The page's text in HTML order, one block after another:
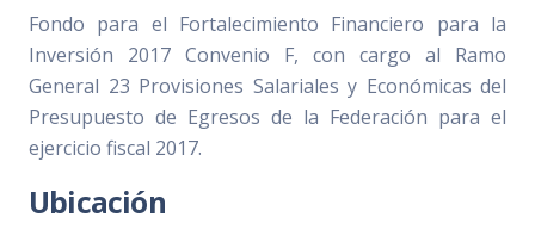
Fondo para el Fortalecimiento Financiero para la
Inversión 2017 Convenio F, con cargo al Ramo
General 23 Provisiones Salariales y Económicas del
Presupuesto de Egresos de la Federación para el
ejercicio fiscal 2017.
Ubicación